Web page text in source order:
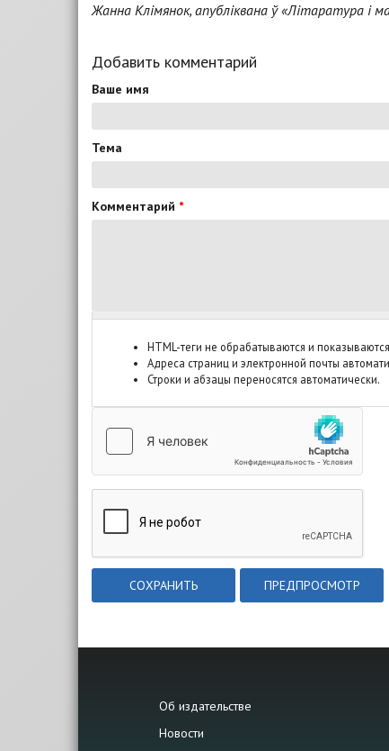
Жанна Клімянок, апубліквана ў «Літаратура і
Добавить комментарий
Ваше имя
Тема
Комментарий *
HTML-теги не обрабатываются и
Адреса страниц и электронной почты
Строки и абзацы переносятся автоматически.
Об издательстве
Новости